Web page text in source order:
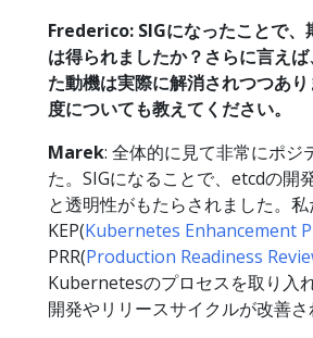
Frederico: SIGになったことで、
は得られましたか？さらに言え
た動機は実際に解消されつつあ
度についても教えてください。
Marek: 全体的に見て非常にポジ
た。SIGになることで、etcdの開
と透明性がもたらされました。私
KEP(Kubernetes Enhancement
PRR(Production Readiness
Kubernetesのプロセスを取り入
開発やリリースサイクルが改善さ